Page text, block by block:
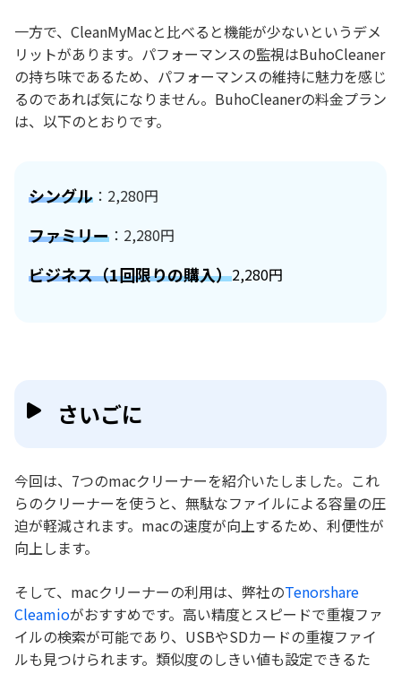
一方で、CleanMyMacと比べると機能が少ないというデメ
リットがあります。パフォーマンスの監視はBuhoCleaner
の持ち味であるため、パフォーマンスの維持に魅力を感じ
るのであれば気になりません。BuhoCleanerの料金プラン
は、以下のとおりです。
シングル ：2,280円
ファミリー ：2,280円
ビジネス（1回限りの購入）2,280円
さいごに
今回は、7つのmacクリーナーを紹介いたしました。これ
らのクリーナーを使うと、無駄なファイルによる容量の圧
迫が軽減されます。macの速度が向上するため、利便性が
向上します。
そして、macクリーナーの利用は、弊社のTenorshare
Cleamioがおすすめです。高い精度とスピードで重複ファ
イルの検索が可能であり、USBやSDカードの重複ファイ
ルも見つけられます。類似度のしきい値も設定できるた